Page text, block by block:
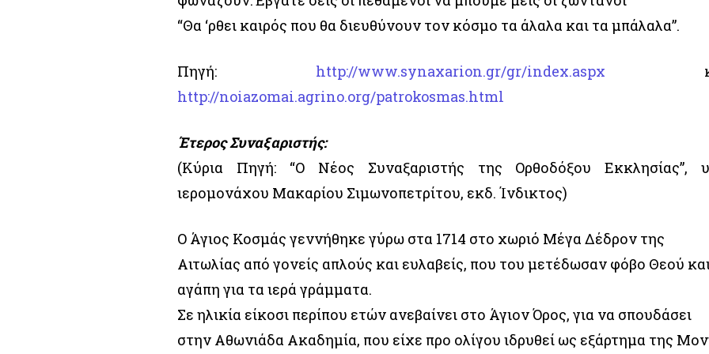
“Θα ‘ρθει καιρός που θα διευθύνουν τον κόσμο τα άλαλα και τα μπάλαλα”.
Πηγή: http://www.synaxarion.gr/gr/index.aspx
http://noiazomai.agrino.org/patrokosmas.html
Έτερος Συναξαριστής:
(Κύρια Πηγή: “Ο Νέος Συναξαριστής της Ορθοδόξου Εκκλησίας”,
ιερομονάχου Μακαρίου Σιμωνοπετρίτου, εκδ. Ίνδικτος)
Ο Άγιος Κοσμάς γεννήθηκε γύρω στα 1714 στο χωριό Μέγα Δέδρον της
Αιτωλίας από γονείς απλούς και ευλαβείς, που του μετέδωσαν φόβο Θεού
αγάπη για τα ιερά γράμματα.
Σε ηλικία είκοσι περίπου ετών ανεβαίνει στο Άγιον Όρος, για να σπουδάσει
στην Αθωνιάδα Ακαδημία, που είχε προ ολίγου ιδρυθεί ως εξάρτημα της